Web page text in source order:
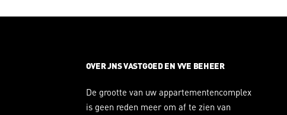
OVER JNS VASTGOED EN VVE BEHEER
De grootte van uw appartementencomplex
is geen reden meer om af te zien van